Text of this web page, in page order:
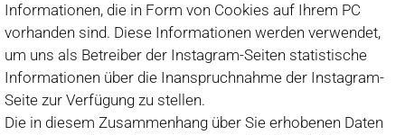
Informationen, die in Form von Cookies auf Ihrem PC
vorhanden sind. Diese Informationen werden verwendet,
um uns als Betreiber der Instagram-Seiten statistische
Informationen über die Inanspruchnahme der Instagram-
Seite zur Verfügung zu stellen.
Die in diesem Zusammenhang über Sie erhobenen Daten